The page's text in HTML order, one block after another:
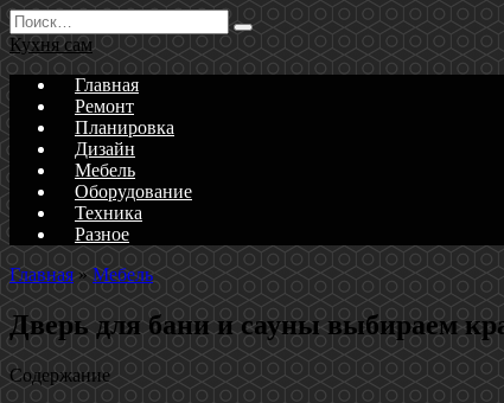
Перейти
к
содержанию
Search
for:
Кухня сам
Главная
Ремонт
Планировка
Дизайн
Мебель
Оборудование
Техника
Разное
Главная » Мебель
Дверь для бани и сауны выбираем
Содержание